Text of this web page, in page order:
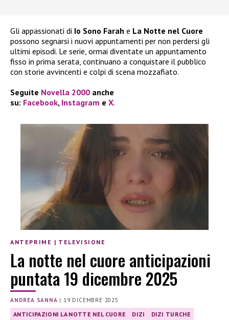
Gli appassionati di Io Sono Farah e La Notte nel Cuore
possono segnarsi i nuovi appuntamenti per non perdersi gli
ultimi episodi. Le serie, ormai diventate un appuntamento
fisso in prima serata, continuano a conquistare il pubblico
con storie avvincenti e colpi di scena mozzafiato.
Seguite Novella 2000 anche
su: Facebook, Instagram e X.
ANTEPRIME | TELEVISIONE
La notte nel cuore anticipazioni
puntata 19 dicembre 2025
ANDREA SANNA | 19 DICEMBRE 2025
ANTICIPAZIONI LA NOTTE NEL CUORE DIZI
DIZI TURCHE